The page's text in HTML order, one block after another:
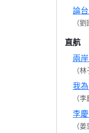
論
（
直航
兩
（
我
（
李
（